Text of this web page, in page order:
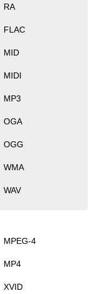
RA
FLAC
MID
MIDI
MP3
OGA
OGG
WMA
WAV
MPEG-4
MP4
XVID